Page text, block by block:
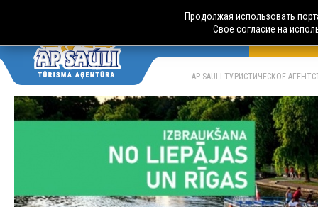
AP SAULI ТУРИСТИЧЕСКОЕ
Продолжая использовать
Свое согласие на